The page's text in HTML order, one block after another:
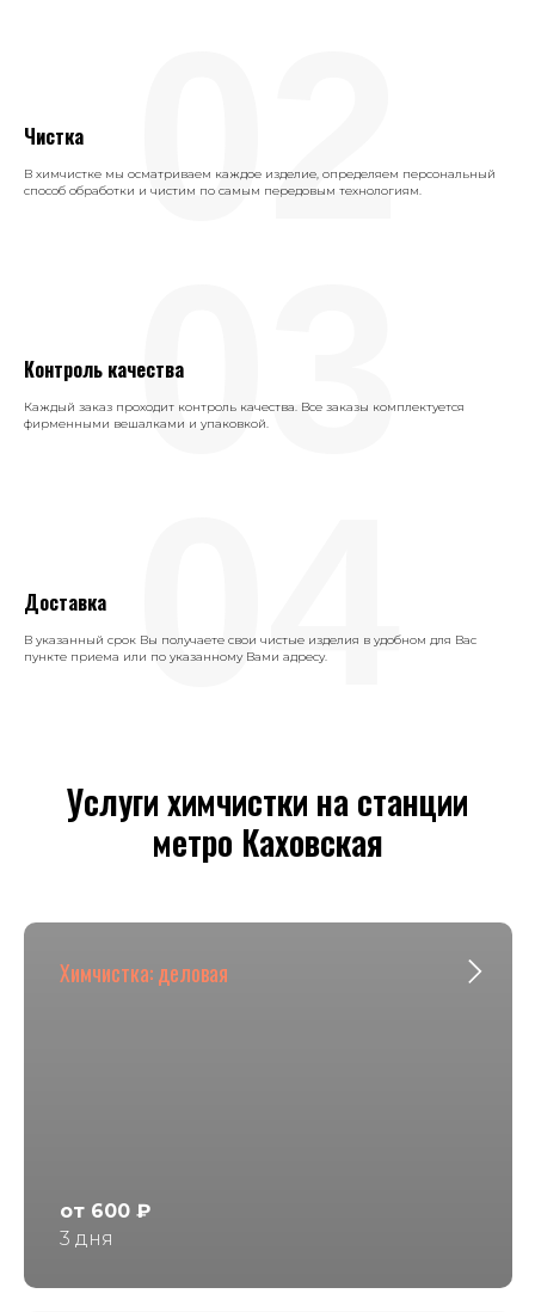
Чистка
В химчистке мы осматриваем каждое изделие, определяем персональный
способ обработки и чистим по самым передовым технологиям.
02
Контроль качества
Каждый заказ проходит контроль качества. Все заказы комплектуется
фирменными вешалками и упаковкой.
03
Доставка
В указанный срок Вы получаете свои чистые изделия в удобном для Вас
пункте приема или по указанному Вами адресу.
04
Услуги химчистки на станции
метро Каховская
Химчистка: деловая
от 600 ₽
3 дня